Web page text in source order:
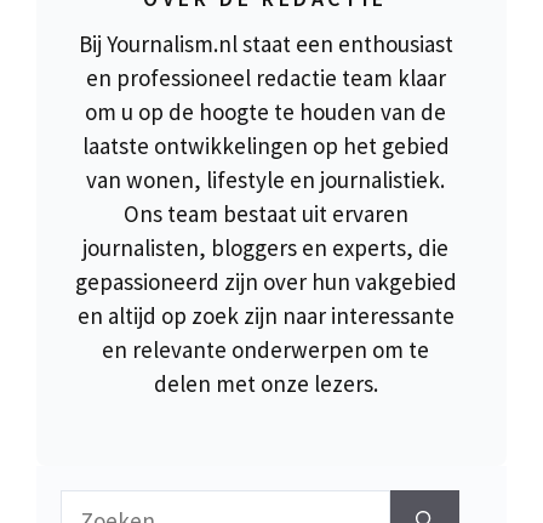
Bij Yournalism.nl staat een enthousiast
en professioneel redactie team klaar
om u op de hoogte te houden van de
laatste ontwikkelingen op het gebied
van wonen, lifestyle en journalistiek.
Ons team bestaat uit ervaren
journalisten, bloggers en experts, die
gepassioneerd zijn over hun vakgebied
en altijd op zoek zijn naar interessante
en relevante onderwerpen om te
delen met onze lezers.
Zoek